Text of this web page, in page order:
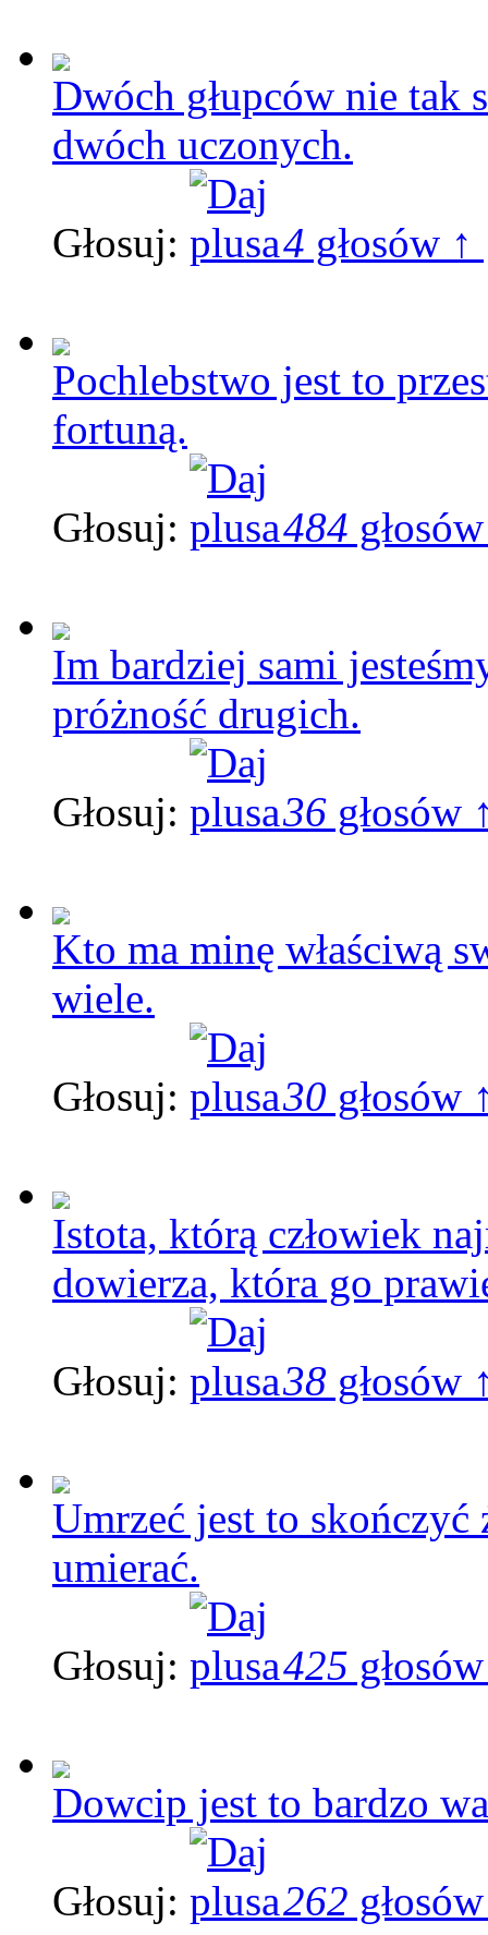
Dwóch głupców nie tak
dwóch uczonych.
Głosuj: 4 głosów ↑
Pochlebstwo jest to
fortuną.
Głosuj: 484
Im bardziej sami
próżność drugich.
Głosuj: 36 głosów
Kto ma minę właściwą
wiele.
Głosuj: 30 głosów
Istota, którą człowiek
dowierza, która go
Głosuj: 38 głosów
Umrzeć jest to skończyć
umierać.
Głosuj: 425
Dowcip jest to bardzo
Głosuj: 262